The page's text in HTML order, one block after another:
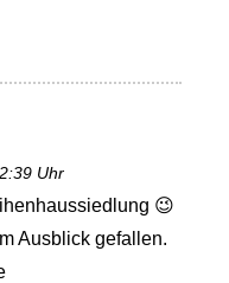
Uhr
😉
Ausblick gefallen.